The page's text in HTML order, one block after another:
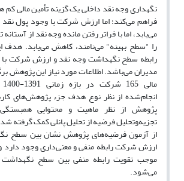
نگهداری وجه نقد داخلی یک گزینه تأمین مالی
فراهم می‌کند؛ اما ارزش شرکت با وجود پول
می‌یابد، اما با فراتر رفتن مانده وجه نقد از
را "سطح بهینه" می‌نامند، کاهش می‌یابد.
رابطه سطح نگهداشت وجه نقد و ارزش شرکت
مدیران می‌باشد. اطلاعات مورد نیاز این پژوهش
انجام‌شده از نظر نوع هدف جزء پژوهش‌های
پژوهش از نظر ماهیت و محتوایی
تجزیه‌وتحلیل فرضیه‌ از تحلیل پانلی کمک گرفته
از آزمون فرضیه‌های پژوهش نشان بین سطح
ارزش شرکت رابطه منفی و معنی‌داری وجود
موجب تقویت رابطه منفی بین سطح
می‌شود.